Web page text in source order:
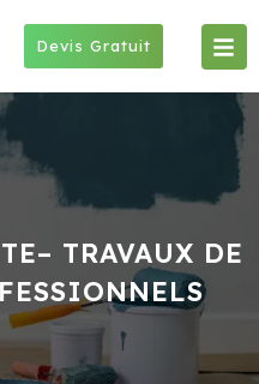
Devis Gratuit
TRAVAUX DE